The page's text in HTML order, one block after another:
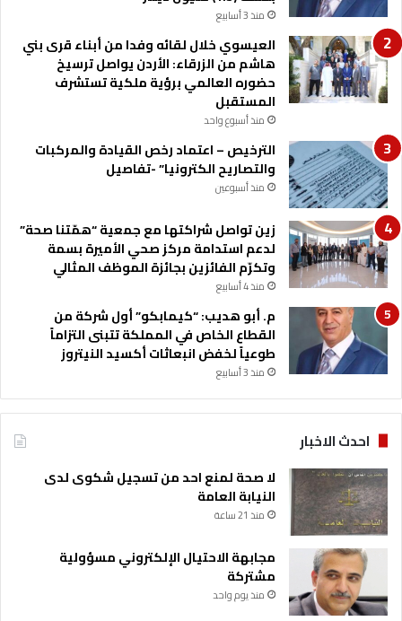
ا
ل
ع
ق
ب
ة
د
ا
ت
ا
ل
م
و
ت
ع
ز
ي
ز
ا
ل
ع
م
ا
ل
ت
ط
و
ع
ي
منذ 3 أسابيع
العيسوي خلال لقائه وفدا من أبناء قرى بني
هاشم من الزرقاء: الأردن يواصل ترسيخ
حضوره العالمي برؤية ملكية تستشرف
المستقبل
منذ أسبوع واحد
الترخيص – اعتماد رخص القيادة والمركبات
والتصاريح الكترونيا” -تفاصيل
منذ أسبوعين
زين تواصل شراكتها مع جمعية “همّتنا صحة”
لدعم استدامة مركز صحي الأميرة بسمة
وتكرّم الفائزين بجائزة الموظف المثالي
منذ 4 أسابيع
م. أبو هديب: “كيمابكو” أول شركة من
القطاع الخاص في المملكة تتبنى التزاماً
طوعياً لخفض انبعاثات أكسيد النيتروز
منذ 3 أسابيع
احدث الاخبار
لا صحة لمنع احد من تسجيل شكوى لدى
النيابة العامة
منذ 21 ساعة
مجابهة الاحتيال الإلكتروني مسؤولية
مشتركة
منذ يوم واحد